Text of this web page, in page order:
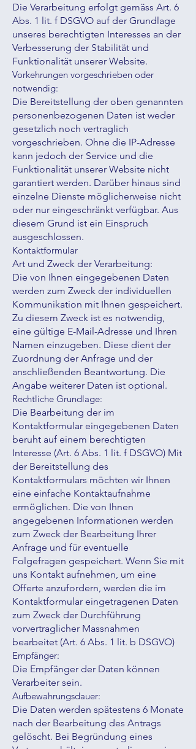
Die Verarbeitung erfolgt gemäss Art. 6
Abs. 1 lit. f DSGVO auf der Grundlage
unseres berechtigten Interesses an der
Verbesserung der Stabilität und
Funktionalität unserer Website.
Vorkehrungen vorgeschrieben oder
notwendig:
Die Bereitstellung der oben genannten
personenbezogenen Daten ist weder
gesetzlich noch vertraglich
vorgeschrieben. Ohne die IP-Adresse
kann jedoch der Service und die
Funktionalität unserer Website nicht
garantiert werden. Darüber hinaus sind
einzelne Dienste möglicherweise nicht
oder nur eingeschränkt verfügbar. Aus
diesem Grund ist ein Einspruch
ausgeschlossen.
Kontaktformular
Art und Zweck der Verarbeitung:
Die von Ihnen eingegebenen Daten
werden zum Zweck der individuellen
Kommunikation mit Ihnen gespeichert.
Zu diesem Zweck ist es notwendig,
eine gültige E-Mail-Adresse und Ihren
Namen einzugeben. Diese dient der
Zuordnung der Anfrage und der
anschließenden Beantwortung. Die
Angabe weiterer Daten ist optional.
Rechtliche Grundlage:
Die Bearbeitung der im
Kontaktformular eingegebenen Daten
beruht auf einem berechtigten
Interesse (Art. 6 Abs. 1 lit. f DSGVO) Mit
der Bereitstellung des
Kontaktformulars möchten wir Ihnen
eine einfache Kontaktaufnahme
ermöglichen. Die von Ihnen
angegebenen Informationen werden
zum Zweck der Bearbeitung Ihrer
Anfrage und für eventuelle
Folgefragen gespeichert. Wenn Sie mit
uns Kontakt aufnehmen, um eine
Offerte anzufordern, werden die im
Kontaktformular eingetragenen Daten
zum Zweck der Durchführung
vorvertraglicher Massnahmen
bearbeitet (Art. 6 Abs. 1 lit. b DSGVO)
Empfänger:
Die Empfänger der Daten können
Verarbeiter sein.
Aufbewahrungsdauer:
Die Daten werden spätestens 6 Monate
nach der Bearbeitung des Antrags
gelöscht. Bei Begründung eines